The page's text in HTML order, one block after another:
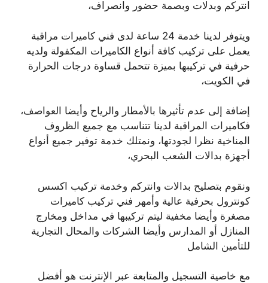
انتركم وبدلات وبصمة حضور وانصراف،
ويتوفر لدينا خدمة 24 ساعة لدى فني كاميرات مراقبة
يعمل على تركيب كافة أنواع الكاميرات المكفولة ولديه
حرفية في تركيبها بميزة تتحمل قساوة درجات الحرارة
في الكويت،
إضافة إلى عدم تأثيرها بالأمطار والرياح وأيضا العواصف،
فكاميرات المراقبة لدينا تتناسب مع جميع الظروف
المناخية نظرا لجودتها، ونمتلك خدمة توفير جميع أنواع
أجهزة بدالات الشعب البحري،
ونقوم بتصليح بدالات وانتركم وخدمة تركيب اكسس
كونترول بحرفية عالية وأمهر فني تركيب كاميرات
مصغرة وأيضا مخفية ليتم تركيبها في مداخل ومخارج
المنازل أو المدارس وأيضا الشركات والمحال التجارية
للتأمين الشامل
مع خاصية التسجيل والمتابعة عبر الإنترنت هو أفضل